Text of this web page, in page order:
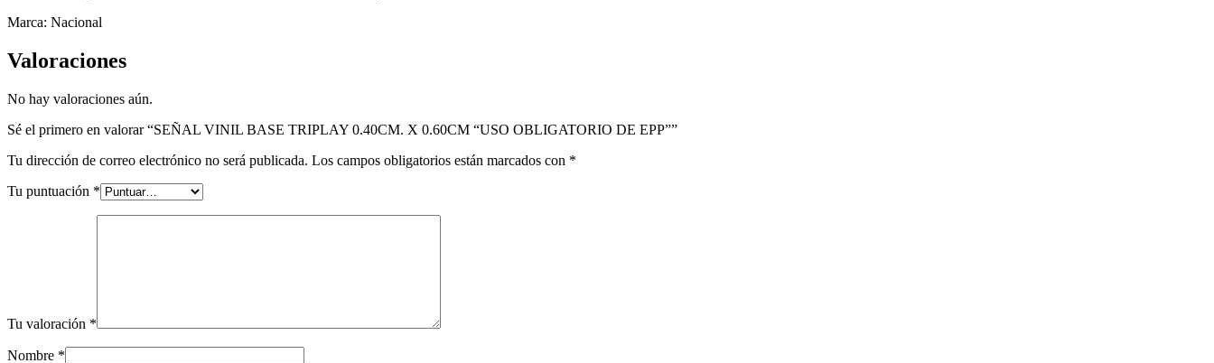
Marca: Nacional
Valoraciones
No hay valoraciones aún.
Sé el primero en valorar “SEÑAL VINIL BASE TRIPLAY 0.40CM. X 0.60CM “USO OBLIGATORIO DE EPP””
Tu dirección de correo electrónico no será publicada. Los campos obligatorios están marcados con *
Tu puntuación *
Tu valoración *
Nombre *